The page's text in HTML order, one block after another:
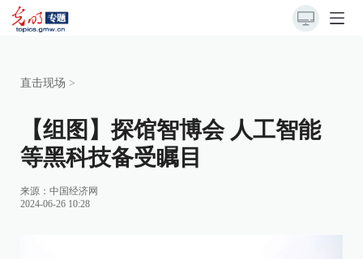
直击现场 >
【组图】探馆智博会 人工智能
等黑科技备受瞩目
来源： 中国经济网
2024-06-26 10:28